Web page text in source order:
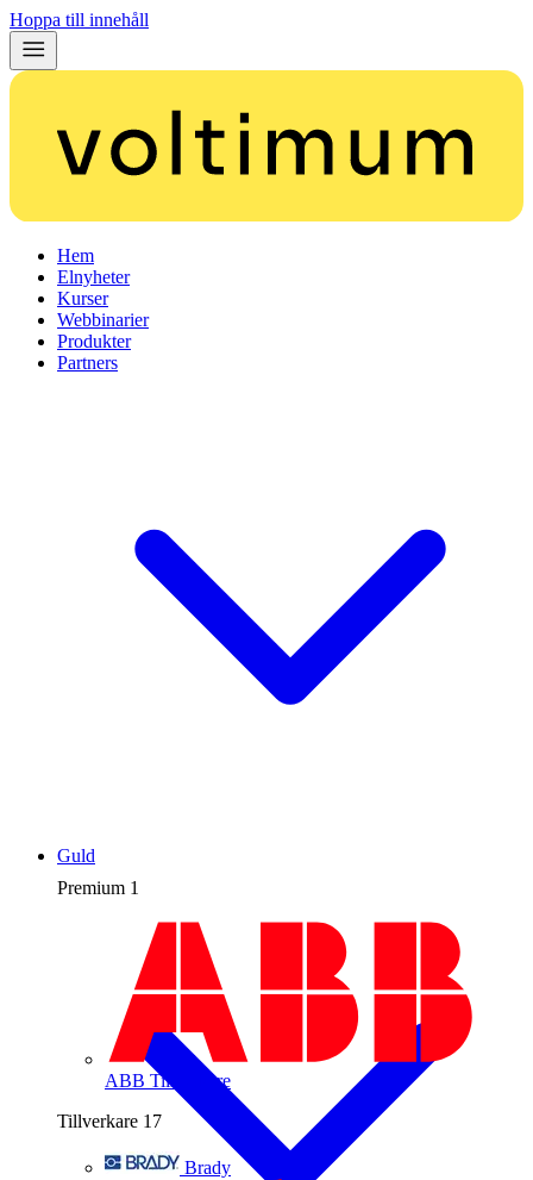
Hoppa till innehåll
Hem
Elnyheter
Kurser
Webbinarier
Produkter
Partners
Premium 1
ABB Tillverkare
Tillverkare 17
Brady
Guld